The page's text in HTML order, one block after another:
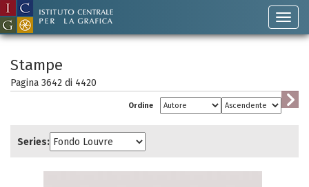
Stampe
Pagina 3642 di 4420
Ordine
Series: